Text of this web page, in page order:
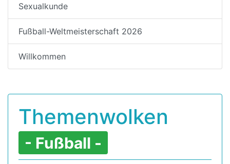
Sexualkunde
Fußball-Weltmeisterschaft 2026
Willkommen
Themenwolken
- Fußball -